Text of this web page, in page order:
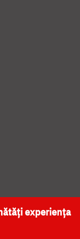
NAȚIONALĂ
experiența